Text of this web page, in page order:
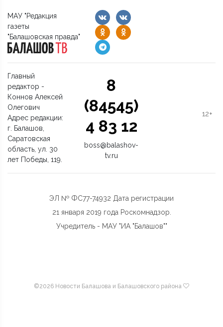
МАУ "Редакция
газеты
"Балашовская правда"
Главный
редактор -
Коннов Алексей
Олегович
Адрес редакции:
г. Балашов,
Саратовская
область, ул. 30
лет Победы, 119.
8
(84545)
4 83 12
boss@balashov-
tv.ru
12+
ЭЛ № ФС77-74932 Дата регистрации
21 января 2019 года Роскомнадзор.
Учредитель - МАУ "ИА "Балашов""
©2026 Новости Балашова и Балашовского района